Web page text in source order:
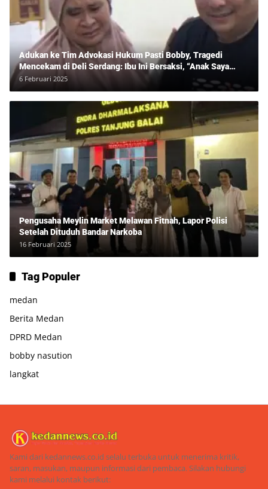
Adukan ke Tim Advokasi Hukum Pasti Bobby, Tragedi
Mencekam di Deli Serdang: Ibu Ini Bersaksi, “Anak Saya
Ditangkap Tanpa Bukti dan Bukan Bandar Narkoba!”
6 Februari 2025
Pengusaha Meylin Market Melawan Fitnah, Lapor Polisi
Setelah Dituduh Bandar Narkoba
16 Februari 2025
Tag Populer
medan
Berita Medan
DPRD Medan
bobby nasution
langkat
Kami dari kedannews.co.id selalu terbuka untuk menerima kritik,
saran, masukan, maupun informasi dari pembaca. Silakan hubungi
kami melalui kontak berikut: